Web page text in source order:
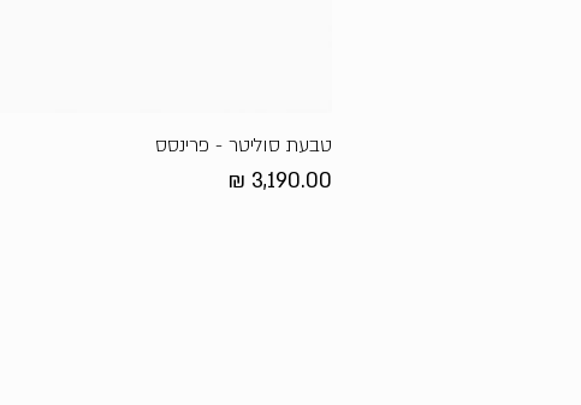
טבעת סוליטר - פרינסס
מחיר